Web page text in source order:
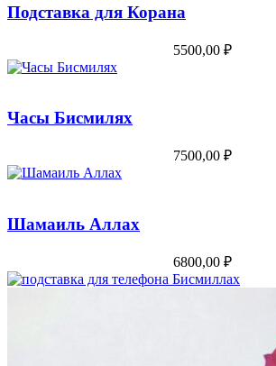
Подставка для Корана
5500,00 ₽
Часы Бисмилях
7500,00 ₽
Шамаиль Аллах
6800,00 ₽